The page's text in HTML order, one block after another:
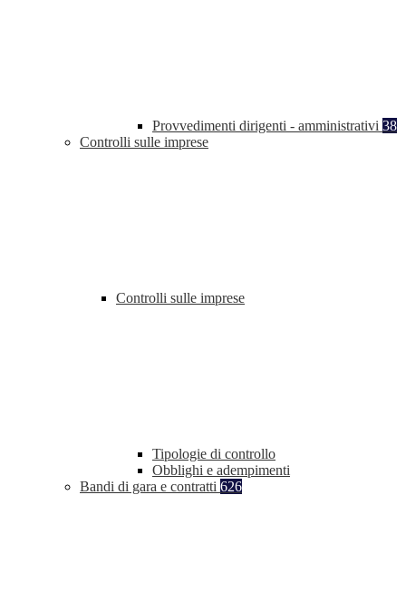
Provvedimenti dirigenti - amministrativi 38
Controlli sulle imprese
Controlli sulle imprese
Tipologie di controllo
Obblighi e adempimenti
Bandi di gara e contratti 626